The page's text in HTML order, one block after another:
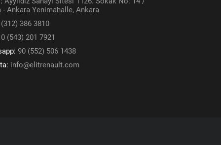
- Ankara Yenimahalle, Ankara
(312) 386 3810
0 (543) 201 7921
90 (552) 506 1438
info@elitrenault.com